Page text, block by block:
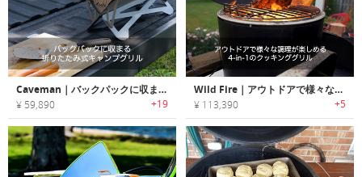
Caveman｜バックパックに収まる折りたたみ式キャンプグリル「ケーブマン」
¥ 59,890 +19
Wild Fire｜アウトドアで様々な調理が楽しめる4-in-1のクッキンググリル「ワイルドファイア」
¥ 113,390 +5